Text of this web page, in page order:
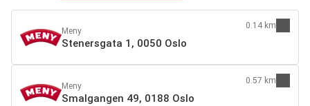
Meny
Stenersgata 1, 0050 Oslo
0.14 km
Meny
Smalgangen 49, 0188 Oslo
0.57 km